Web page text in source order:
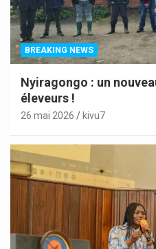
BREAKING NEWS
Nyiragongo : un
éleveurs !
26 mai 2026 kivu7